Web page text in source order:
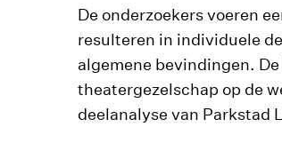
De onderzoekers voeren
resulteren in individuele
algemene bevindingen.
theatergezelschap op de
deelanalyse van Parkstad